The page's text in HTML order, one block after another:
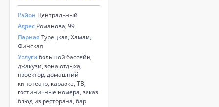
Район Центральный
Адрес Романова, 99
Парная Турецкая, Хамам,
Финская
Услуги большой бассейн,
джакузи, зона отдыха,
проектор, домашний
кинотеатр, караоке, ТВ,
гостиничные номера, заказ
блюд из ресторана, бар